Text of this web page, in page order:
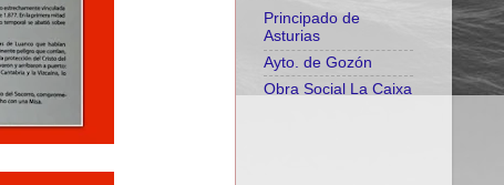
Principado de
Asturias
Ayto. de Gozón
Obra Social La Caixa